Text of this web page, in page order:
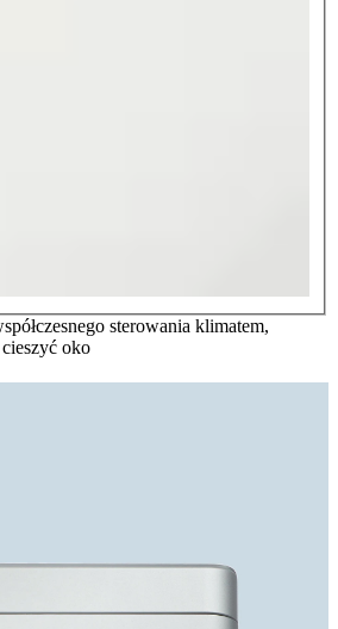
sterowania klimatem,
oko